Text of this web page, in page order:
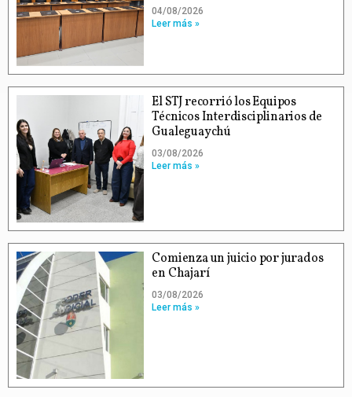
04/08/2026
Leer más »
El STJ recorrió los Equipos
Técnicos Interdisciplinarios de
Gualeguaychú
03/08/2026
Leer más »
Comienza un juicio por jurados
en Chajarí
03/08/2026
Leer más »